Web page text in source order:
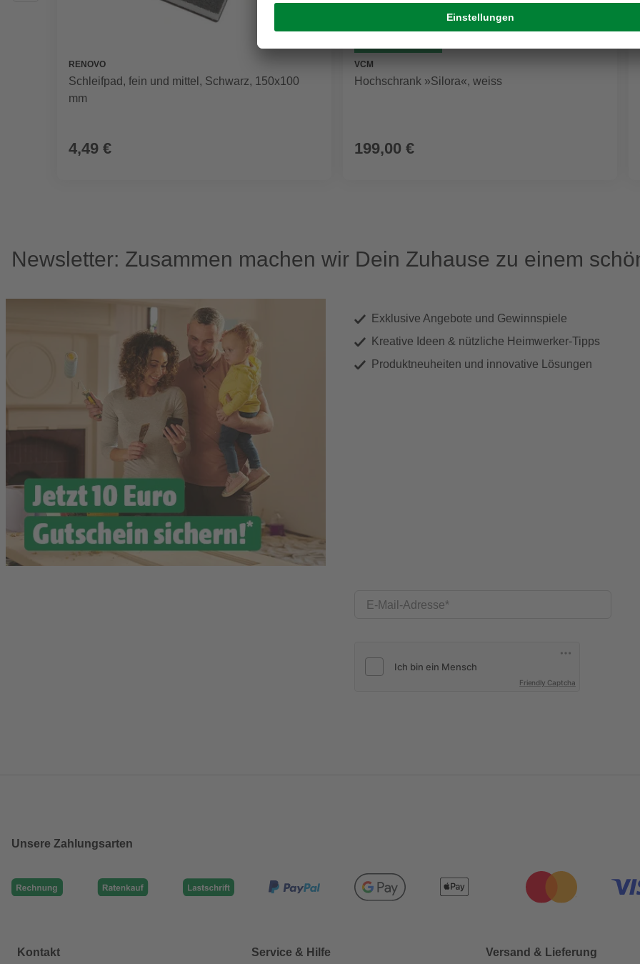
RENOVO
Schleifpad, fein und mittel, Schwarz, 150x100
mm
4,49 €
VCM
Hochschrank »Silora«, weiss
199,00 €
Newsletter: Zusammen machen wir Dein Zuhause zu einem
Exklusive Angebote und Gewinnspiele
Kreative Ideen & nützliche Heimwerker-Tipps
Produktneuheiten und innovative Lösungen
E-Mail-Adresse
Friendly Captcha
Unsere Zahlungsarten
Kontakt Service & Hilfe Versand & Lieferung